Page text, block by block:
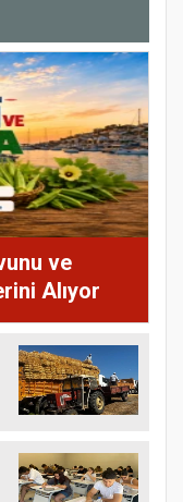
ve
Alıyor